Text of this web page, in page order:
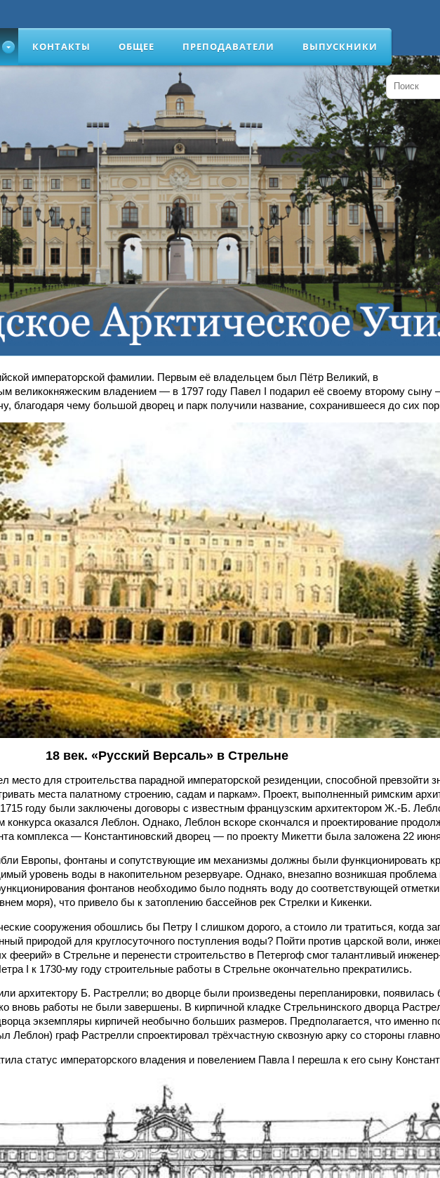
КОНТАКТЫ ОБЩЕЕ ПРЕПОДАВАТЕЛИ ВЫПУСКНИКИ
императорской фамилии. Первым её владельцем был Пётр Великий, в
великокняжеским владением — в 1797 году Павел I подарил её своему второму сыну
благодаря чему большой дворец и парк получили название, сохранившееся до сих
18 век. «Русский Версаль» в Стрельне
место для строительства парадной императорской резиденции, способной превзойти
места палатному строению, садам и паркам». Проект, выполненный римским
году были заключены договоры с известным французским архитектором Ж.-Б.
оказался Леблон. Однако, Леблон вскоре скончался и проектирование
комплекса — Константиновский дворец — по проекту Микетти была заложена 22
Европы, фонтаны и сопутствующие им механизмы должны были функционировать
уровень воды в накопительном резервуаре. Однако, внезапно возникшая проблема
фонтанов необходимо было поднять воду до соответствующей
моря), что привело бы к затоплению бассейнов рек Стрелки и Кикенки.
сооружения обошлись бы Петру I слишком дорого, а стоило ли тратиться, когда
природой для круглосуточного поступления воды? Пойти против царской воли,
феерий» в Стрельне и перенести строительство в Петергоф смог талантливый
I к 1730-му году строительные работы в Стрельне окончательно прекратились.
архитектору Б. Растрелли; во дворце были произведены перепланировки,
вновь работы не были завершены. В кирпичной кладке Стрельнинского дворца
экземпляры кирпичей необычно больших размеров. Предполагается, что именно
Леблон) граф Растрелли спроектировал трёхчастную сквозную арку со стороны
статус императорского владения и повелением Павла I перешла к его сыну